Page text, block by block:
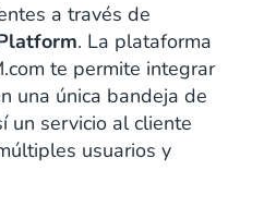
a través de
. La plataforma
te permite integrar
una única bandeja de
un servicio al cliente
usuarios y